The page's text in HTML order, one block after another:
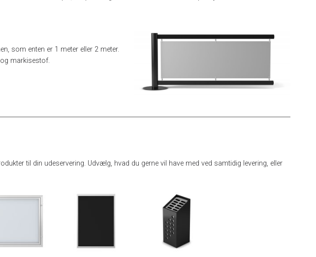
som enten er 1 meter eller 2 meter.
markisestof.
til din udeservering. Udvælg, hvad du gerne vil have med ved samtidig levering, eller